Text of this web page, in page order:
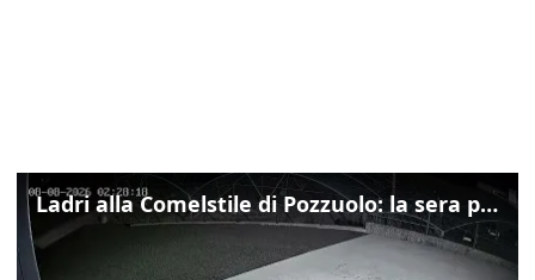
Ladri alla Comelstile di Pozzuolo: la sera prima il tentato furto a Buja, ecco le immagini